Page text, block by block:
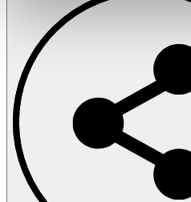
weiteren Daten zusammen,
haben oder die sie im
gesammelt haben.